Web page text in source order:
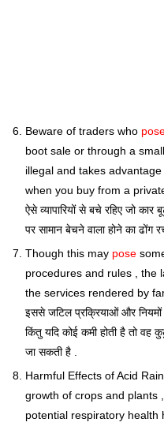
Beware of traders who
boot sale or through a
illegal and takes
when you buy from a
ऐसे व्यापारियों से बचे रहिए जो कार
पर सामान बेचने वाला होने का ढोंग
Though this may pose
procedures and rules , the
the services rendered by
इससे जटिल प्रक्रियाओं और
किंतु यदि कोई कमी होती है तो वह
जा सकती है .
Harmful Effects of Acid
growth of crops and plants
potential respiratory health